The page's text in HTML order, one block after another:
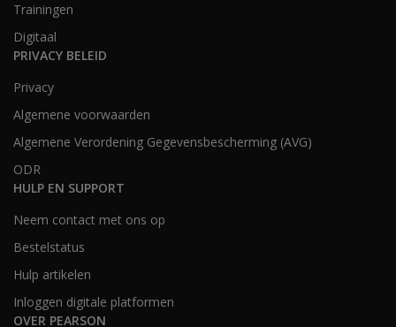
Trainingen
Digitaal
PRIVACY BELEID
Privacy
Algemene voorwaarden
Algemene Verordening Gegevensbescherming (AVG)
ODR
HULP EN SUPPORT
Neem contact met ons op
Bestelstatus
Hulp artikelen
Inloggen digitale platformen
OVER PEARSON